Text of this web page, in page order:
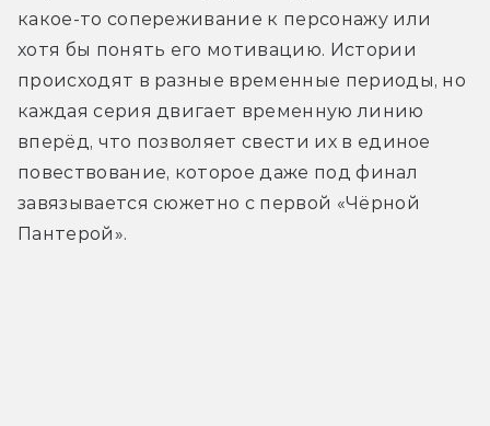
какое-то сопереживание к персонажу или
хотя бы понять его мотивацию. Истории
происходят в разные временные периоды, но
каждая серия двигает временную линию
вперёд, что позволяет свести их в единое
повествование, которое даже под финал
завязывается сюжетно с первой «Чёрной
Пантерой».